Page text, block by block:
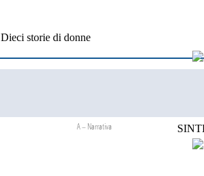
Dieci storie di donne
A – Narrativa